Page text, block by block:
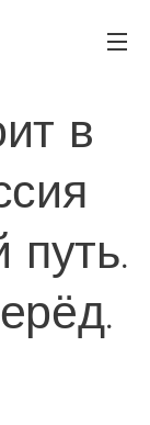
в
путь.